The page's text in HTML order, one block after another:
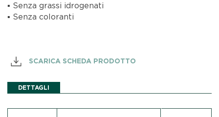
▪ Senza grassi idrogenati
▪ Senza coloranti
SCARICA SCHEDA PRODOTTO
DETTAGLI